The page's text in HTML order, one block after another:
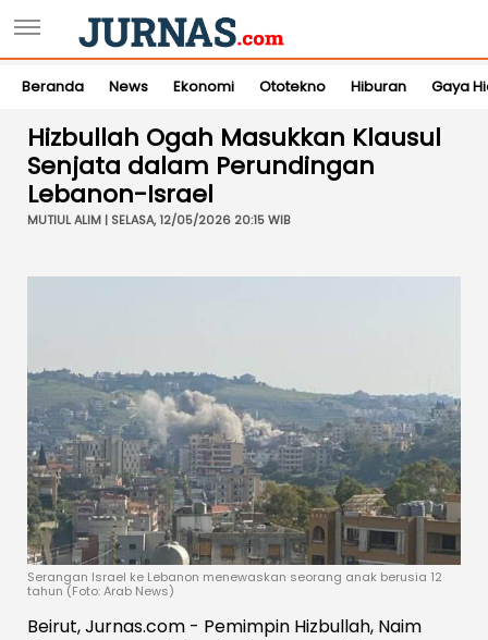
Beranda News Ekonomi Ototekno Hiburan Gaya
Hizbullah Ogah Masukkan Klausul
Senjata dalam Perundingan
Lebanon-Israel
MUTIUL ALIM | SELASA, 12/05/2026 20:15 WIB
Serangan Israel ke Lebanon menewaskan seorang anak berusia 12
tahun (Foto: Arab News)
Beirut, Jurnas.com - Pemimpin Hizbullah, Naim